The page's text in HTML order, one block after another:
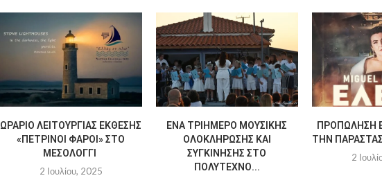
ΩΡΆΡΙΟ ΛΕΙΤΟΥΡΓΊΑΣ ΈΚΘΕΣΗΣ
«ΠΈΤΡΙΝΟΙ ΦΆΡΟΙ» ΣΤΟ
ΜΕΣΟΛΌΓΓΙ
2 Ιουλίου, 2025
ΈΝΑ ΤΡΙΉΜΕΡΟ ΜΟΥΣΙΚΉΣ
ΟΛΟΚΛΉΡΩΣΗΣ ΚΑΙ
ΣΥΓΚΊΝΗΣΗΣ ΣΤΟ
ΠΟΛΎΤΕΧΝΟ...
ΠΡΟΠΏΛΗΣΗ
ΤΗΝ
2